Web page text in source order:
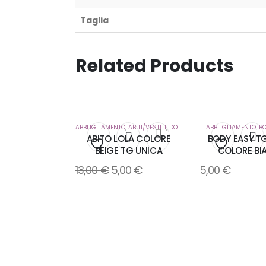
Taglia
Related Products
Aggiungi
ABBLIGLIAMENTO, ABITI/VESTITI, DONNA
ABITO LOLA COLORE
BEIGE TG UNICA
13,00€ 5,00 €
Aggiungi
ABBLIGLIAMENTO,
BODY EASY
COLORE
5,00 €